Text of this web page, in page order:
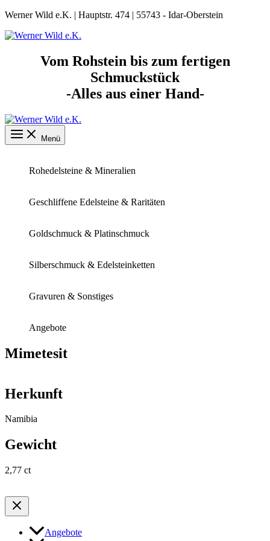
Zum
springen
Werner Wild e.K. | Hauptstr. 474 | 55743 - Idar-Oberstein
Vom Rohstein bis zum fertigen
Schmuckstück
-Alles aus einer Hand-
Menü
Rohedelsteine & Mineralien
Geschliffene Edelsteine & Raritäten
Goldschmuck & Platinschmuck
Silberschmuck & Edelsteinketten
Gravuren & Sonstiges
Angebote
Mimetesit
Herkunft
Namibia
Gewicht
2,77 ct
Angebote